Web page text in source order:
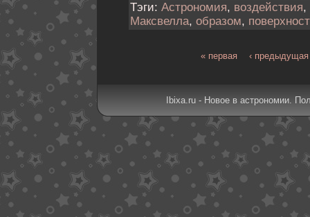
Тэги: Астрономия, воздействия,
Максвелла, образом,
« первая ‹ предыдущая
Ibixa.ru - Новое в астрономии.